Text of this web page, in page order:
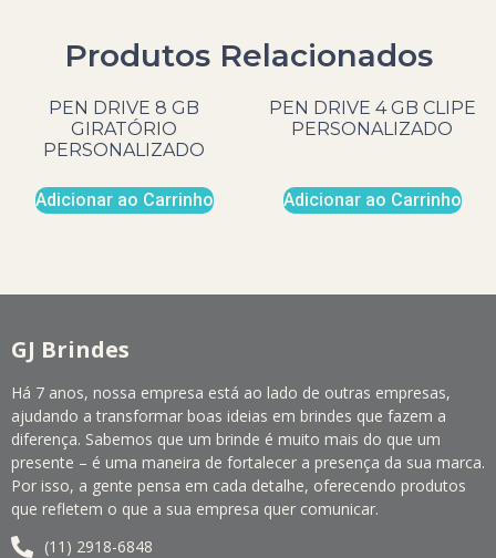
Produtos Relacionados
PEN DRIVE 8 GB
GIRATÓRIO
PERSONALIZADO
Adicionar ao Carrinho
PEN DRIVE 4 GB CLIPE
PERSONALIZADO
Adicionar ao Carrinho
GJ Brindes
Há 7 anos, nossa empresa está ao lado de outras empresas,
ajudando a transformar boas ideias em brindes que fazem a
diferença. Sabemos que um brinde é muito mais do que um
presente – é uma maneira de fortalecer a presença da sua marca.
Por isso, a gente pensa em cada detalhe, oferecendo produtos
que refletem o que a sua empresa quer comunicar.
(11) 2918-6848